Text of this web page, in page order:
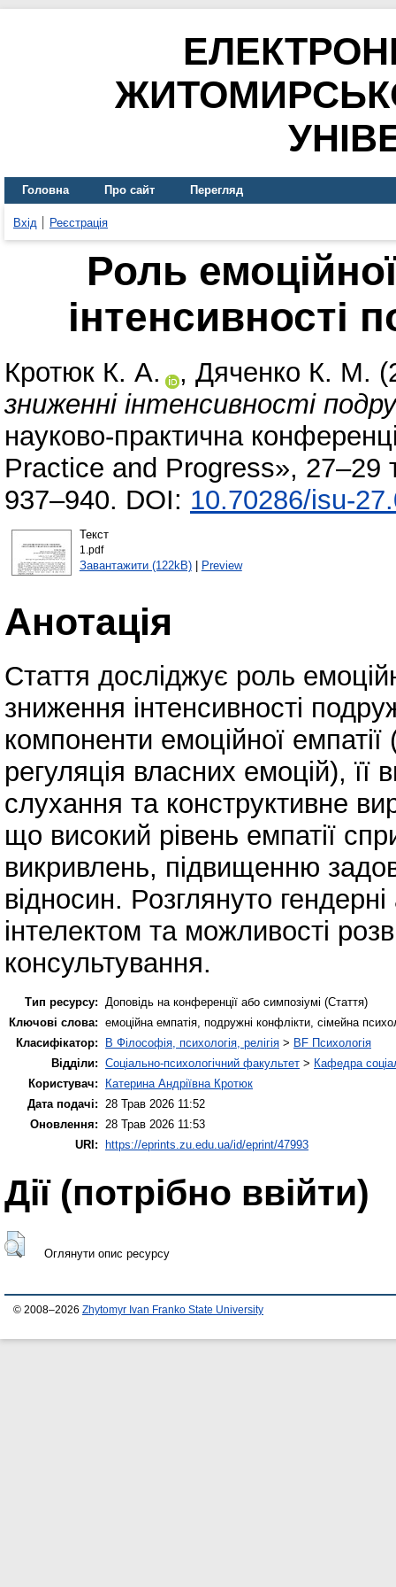
Головна Про сайт Перегляд
Вхід Реєстрація
Роль
інтенсивності
Кротюк К. А. , Дяченко К. М.
зниженні інтенсивності
науково-практична
Practice and Progress»,
937–940. DOI: 10.70286/isu-
Текст
1.pdf
Завантажити (122kB)| Preview
Анотація
Стаття досліджує роль
зниження інтенсивності
компоненти емоційної
регуляція власних емоцій), її
слухання та конструктивне
що високий рівень емпатії
викривлень, підвищенню
відносин. Розглянуто
інтелектом та можливості
консультування.
Тип ресурсу:
Доповідь на конференції або симпозіумі (Стаття)
Ключові слова: емоційна емпатія, подружні конфлікти, сімейна
Класифікатор:
B Філософія, психологія, релігія > BF Психологія
Відділи: Соціально-психологічний факультет > Кафедра
Користувач:
Катерина Андріївна Кротюк
Дата подачі:
28 Трав 2026 11:52
Оновлення:
28 Трав 2026 11:53
URI: https://eprints.zu.edu.ua/id/eprint/47993
Дії ​​(потрібно ввійти)
Оглянути опис ресурсу
© 2008–2026 Zhytomyr Ivan Franko State University